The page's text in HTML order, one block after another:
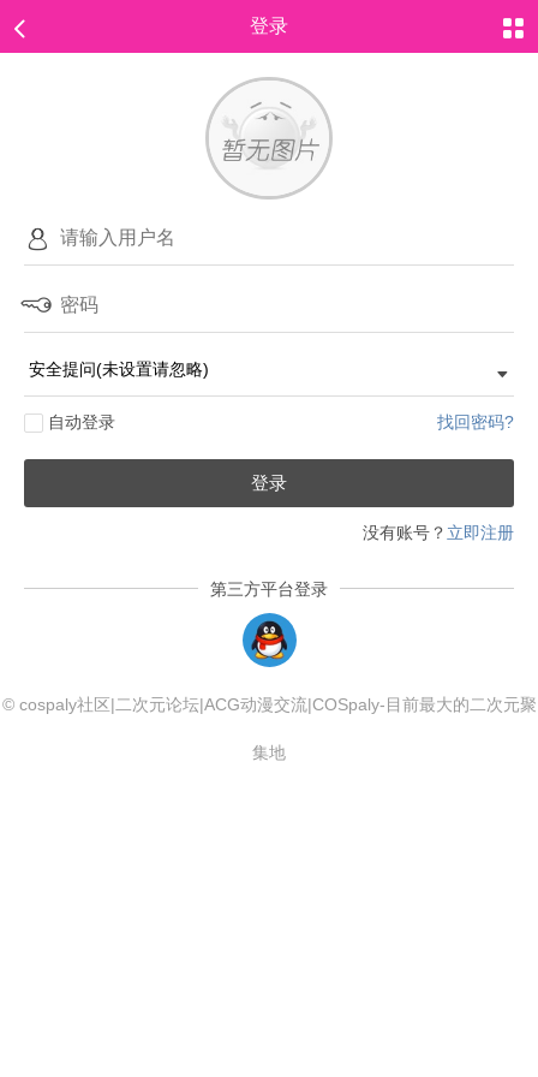
登录
自动登录 找回密码?
登录
没有账号？ 立即注册
第三方平台登录
© cospaly社区|二次元论坛|ACG动漫交流|COSpaly-目前最大的二次元聚
集地